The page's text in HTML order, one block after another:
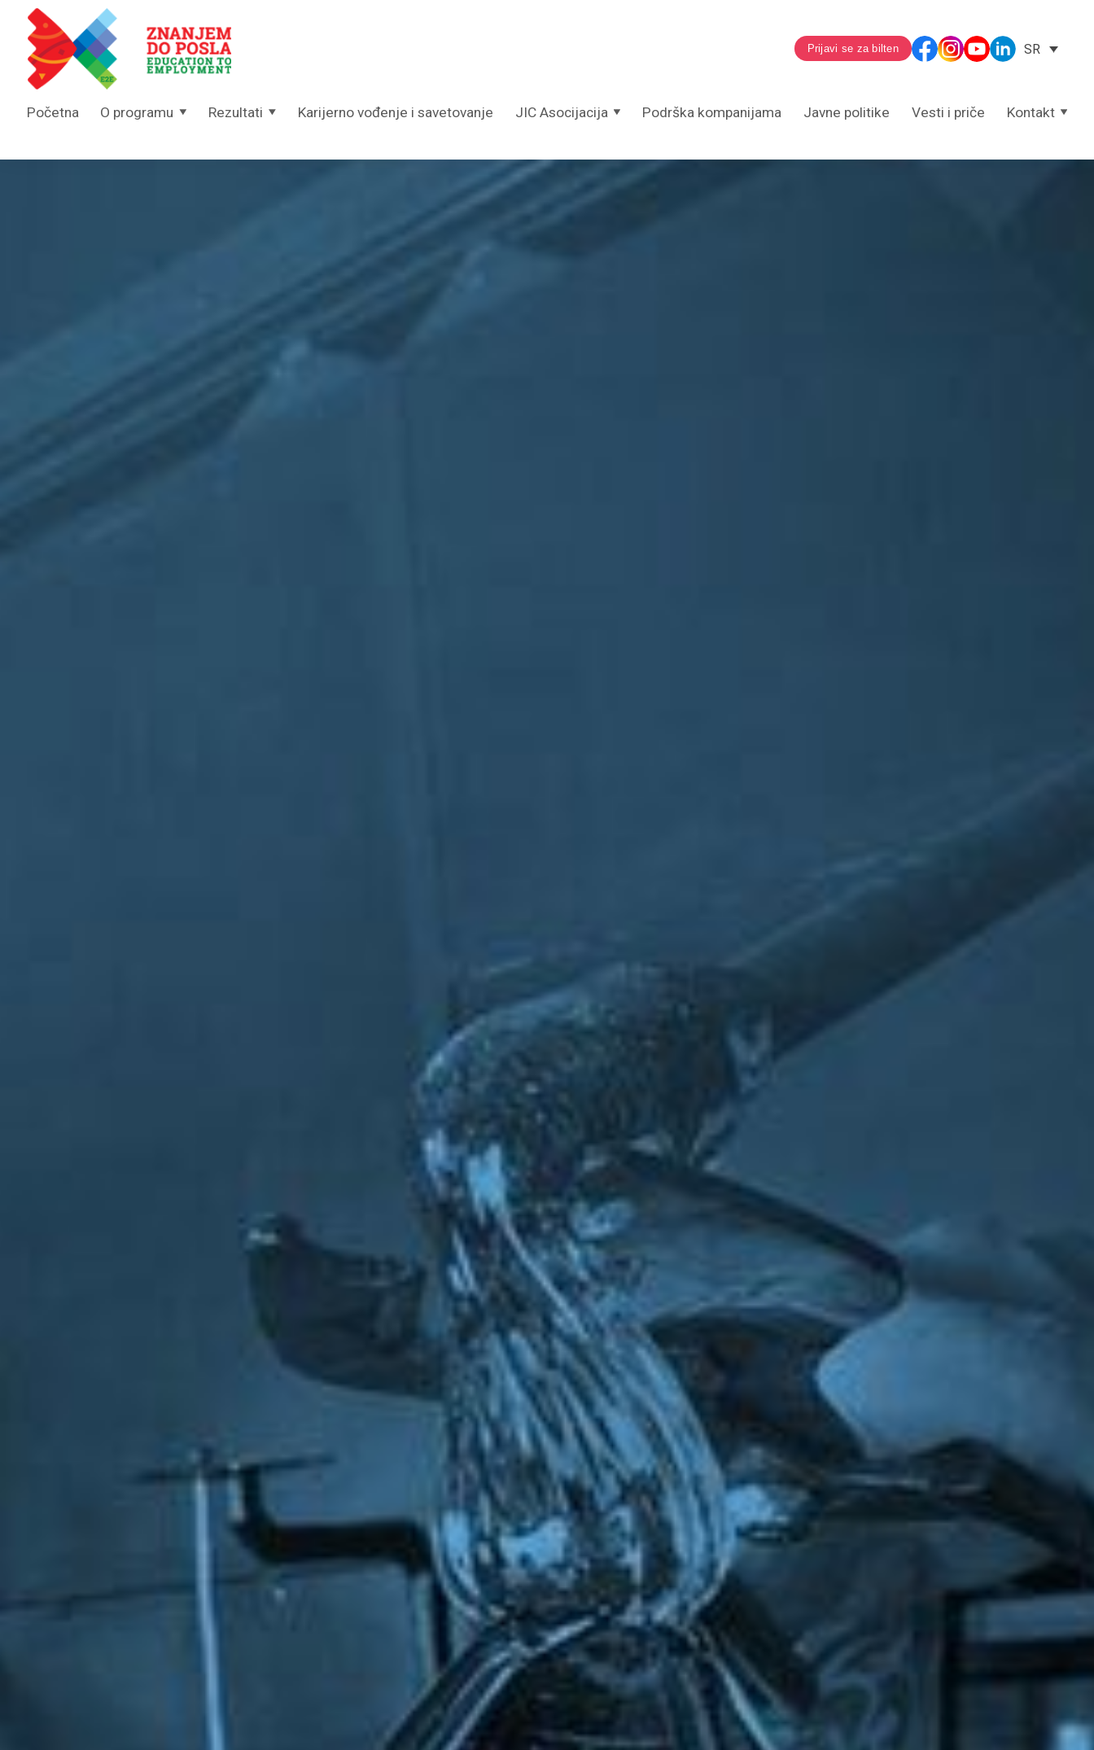
Skip to content
Prijavi se za bilten SR
Početna O programu Rezultati Karijerno vođenje i savetovanje JIC Asocijacija Podrška kompanijama Javne politike Vesti i priče Kontakt